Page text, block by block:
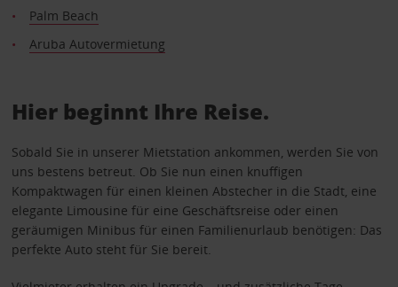
Palm Beach
Aruba Autovermietung
Hier beginnt Ihre Reise.
Sobald Sie in unserer Mietstation ankommen, werden Sie von
uns bestens betreut. Ob Sie nun einen knuffigen
Kompaktwagen für einen kleinen Abstecher in die Stadt, eine
elegante Limousine für eine Geschäftsreise oder einen
geräumigen Minibus für einen Familienurlaub benötigen: Das
perfekte Auto steht für Sie bereit.